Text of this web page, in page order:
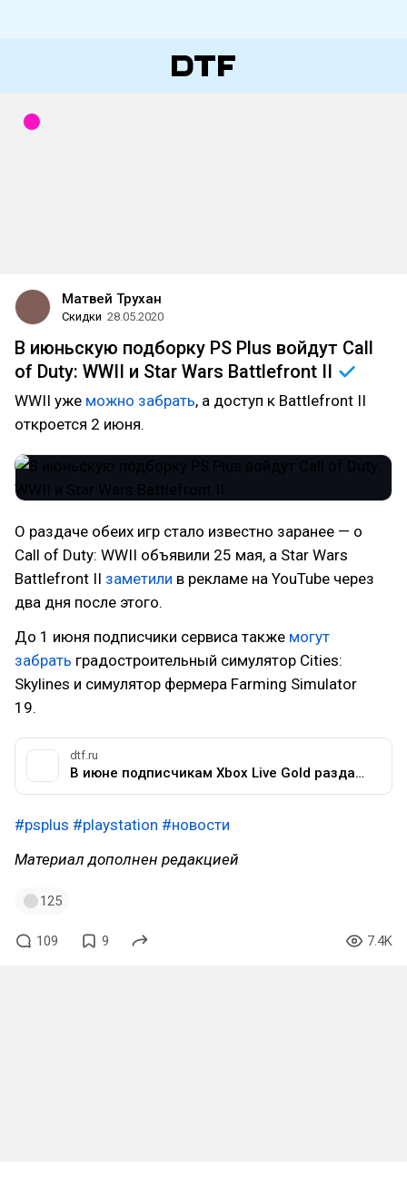
Матвей Трухан
Скидки 28.05.2020
В июньскую подборку PS Plus войдут Call
of Duty: WWII и Star Wars Battlefront II
WWII уже можно забрать, а доступ к Battlefront II
откроется 2 июня.
О раздаче обеих игр стало известно заранее — о
Call of Duty: WWII объявили 25 мая, а Star Wars
Battlefront II заметили в рекламе на YouTube через
два дня после этого.
До 1 июня подписчики сервиса также могут
забрать градостроительный симулятор Cities:
Skylines и симулятор фермера Farming Simulator
19.
dtf.ru
В июне подписчикам Xbox Live Gold раздадут оригинальную Destroy All Humans и Shantae and the Pirate's Curse — Скидки на DTF
#psplus #playstation #новости
Материал дополнен редакцией
125
109 9 7.4K